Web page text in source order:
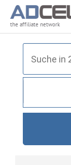
the affiliate network